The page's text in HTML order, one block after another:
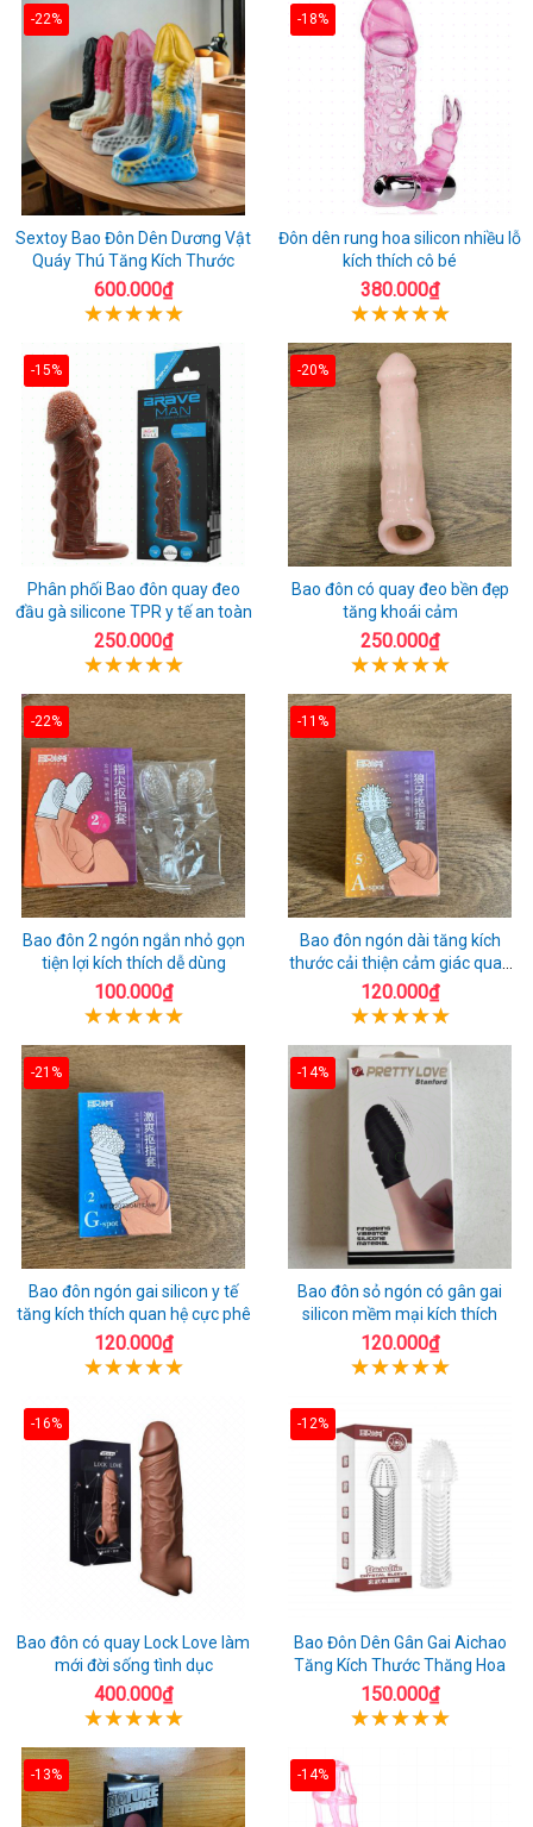
-22%
Sextoy Bao Đôn Dên Dương Vật
Quáy Thú Tăng Kích Thước
600.000₫
-18%
Đôn dên rung hoa silicon nhiều lỗ
kích thích cô bé
380.000₫
-15%
Phân phối Bao đôn quay đeo
đầu gà silicone TPR y tế an toàn
250.000₫
-20%
Bao đôn có quay đeo bền đẹp
tăng khoái cảm
250.000₫
-22%
Bao đôn 2 ngón ngắn nhỏ gọn
tiện lợi kích thích dễ dùng
100.000₫
-11%
Bao đôn ngón dài tăng kích
thước cải thiện cảm giác quan
hệ
120.000₫
-21%
Bao đôn ngón gai silicon y tế
tăng kích thích quan hệ cực phê
120.000₫
-14%
Bao đôn sỏ ngón có gân gai
silicon mềm mại kích thích
120.000₫
-16%
Bao đôn có quay Lock Love làm
mới đời sống tình dục
400.000₫
-12%
Bao Đôn Dên Gân Gai Aichao
Tăng Kích Thước Thăng Hoa
150.000₫
-13% -14%